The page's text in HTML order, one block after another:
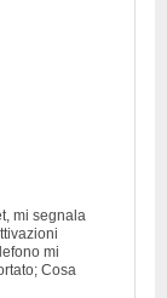
mi segnala
mi
Cosa